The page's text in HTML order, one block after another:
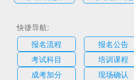
快捷导航:
报名流程
报名公告
考试科目
培训课程
成考加分
现场确认